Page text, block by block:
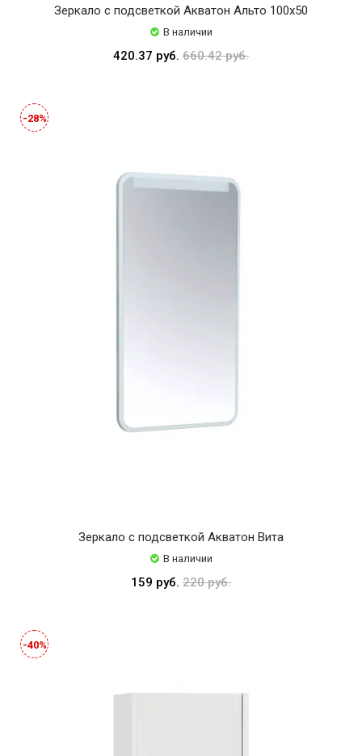
Зеркало с подсветкой Акватон Альто 100х50
В наличии
420.37 руб. 660.42 руб.
-28%
Зеркало с подсветкой Акватон Вита
В наличии
159 руб. 220 руб.
-40%